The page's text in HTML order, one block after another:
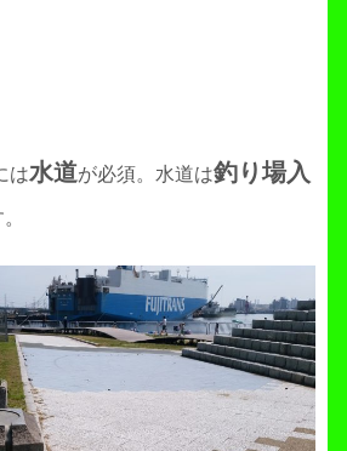
は水道が必須。水道は釣り場入